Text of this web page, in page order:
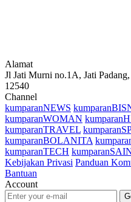
Alamat
Jl Jati Murni no.1A, Jati
12540
Channel
kumparanNEWS
kumparanWOMAN
kumparanTRAVEL
kumparanBOLANITA
kumparanTECH
Kebijakan Privasi Panduan
Bantuan
Account